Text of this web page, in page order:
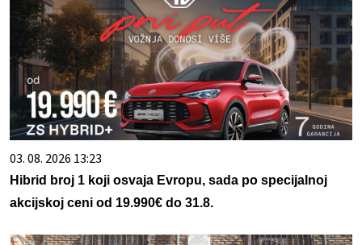
03. 08. 2026 13:23
Hibrid broj 1 koji osvaja Evropu, sada po specijalnoj
akcijskoj ceni od 19.990€ do 31.8.